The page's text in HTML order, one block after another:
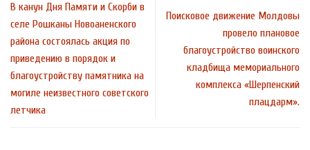
В канун Дня Памяти и Скорби в
селе Рошканы Новоаненского
района состоялась акция по
приведению в порядок и
благоустройству памятника на
могиле неизвестного советского
летчика
Поисковое движение Молдовы
провело плановое
благоустройство воинского
кладбища мемориального
комплекса «Шерпенский
плацдарм».